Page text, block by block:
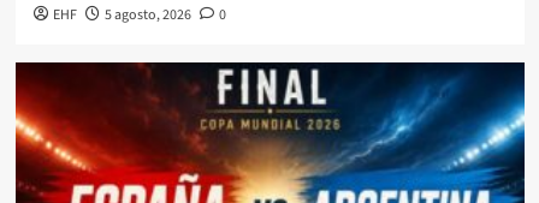
EHF 5 agosto, 2026 0